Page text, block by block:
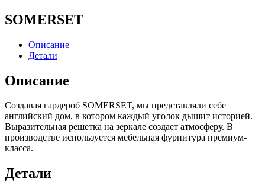
SOMERSET
Описание
Детали
Описание
Создавая гардероб SOMERSET, мы представляли себе
английский дом, в котором каждый уголок дышит историей.
Выразительная решетка на зеркале создает атмосферу. В
производстве используется мебельная фурнитура премиум-
класса.
Детали